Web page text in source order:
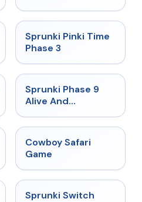
★ 4.9
Sprunki Pinki Time
Phase 3
★
Sprunki Phase 9
Alive And
Cowboy Safari
Game
★
Sprunki Switch